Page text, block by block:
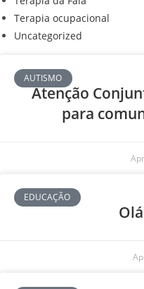
Terapia ocupacional
Uncategorized
AUTISMO
Atenção
para
EDUCAÇÃO